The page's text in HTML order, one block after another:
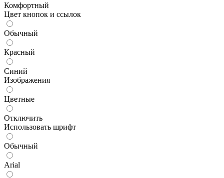
Комфортный
Цвет кнопок и ссылок
Обычный
Красный
Синий
Изображения
Цветные
Отключить
Использовать шрифт
Обычный
Arial